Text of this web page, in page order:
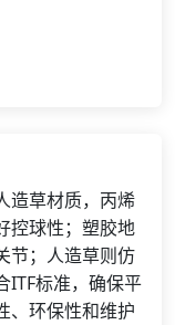
造草材质，丙烯
控球性；塑胶地
节；人造草则仿
ITF标准，确保平
、环保性和维护